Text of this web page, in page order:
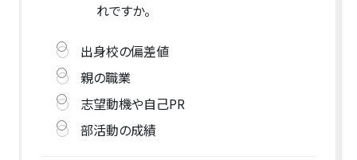
れですか。
出身校の偏差値
親の職業
志望動機や自己PR
部活動の成績